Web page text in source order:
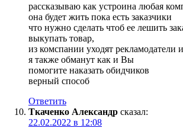
рассказываю как устроина любая
она будет жить пока есть заказчики
что нужно сделать чтоб ее лешить
выкупать товар,
из комспании уходят рекламодатели
я также обманут как и Вы
помогите наказать обидчиков
верный способ
Ответить
Ткаченко Александр сказал:
22.02.2022 в 12:08